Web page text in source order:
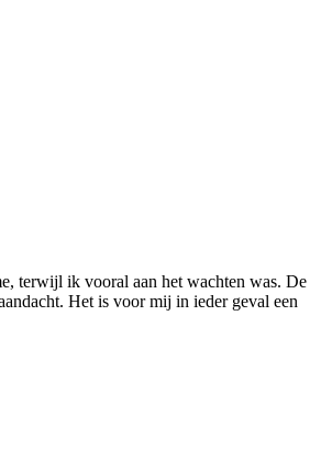
terwijl ik vooral aan het wachten was. De
Het is voor mij in ieder geval een